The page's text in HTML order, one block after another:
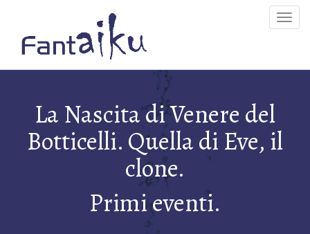
La Nascita di Venere del
Botticelli. Quella di Eve, il
clone.
Primi eventi.